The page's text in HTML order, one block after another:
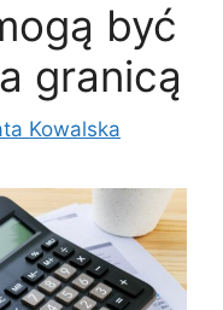
być
granicą
Kowalska